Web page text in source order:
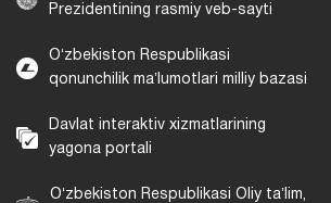
Prezidentining rasmiy veb-sayti
Oʻzbekiston Respublikasi
qonunchilik maʼlumotlari milliy bazasi
Davlat interaktiv xizmatlarining
yagona portali
Oʻzbekiston Respublikasi Oliy taʼlim,